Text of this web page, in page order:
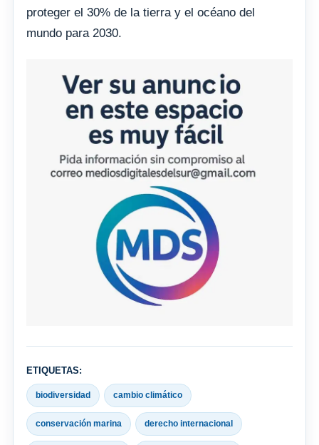
proteger el 30% de la tierra y el océano del
mundo para 2030.
ETIQUETAS:
biodiversidad cambio climático
conservación marina derecho internacional